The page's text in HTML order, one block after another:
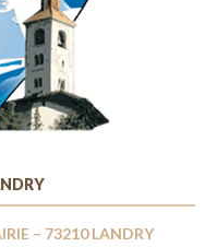
– 73210 LANDRY